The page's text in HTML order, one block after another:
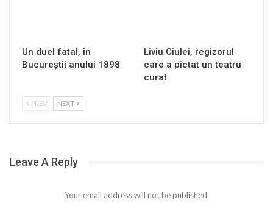
Un duel fatal, în
Bucureştii anului 1898
Liviu Ciulei, regizorul
care a pictat un teatru
curat
PREV NEXT
Leave A Reply
Your email address will not be published.